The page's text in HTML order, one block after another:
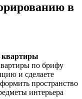
в
квартиры
по брифу
и сделаете
пространство
интерьера